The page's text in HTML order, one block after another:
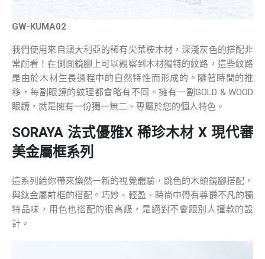
GW-KUMA02
我們使用來自澳大利亞的稀有尖葉桉木材，深淺灰色的搭配非
常耐看！在側面鏡腳上可以觀察到木材獨特的紋路，這些紋路
是由於木材生長過程中的自然特性而形成的。隨著時間的推
移，每副眼鏡的紋理都會略有不同。擁有一副GOLD & WOOD
眼鏡，就是擁有一份獨一無二、專屬於您的個人特色。
SORAYA 法式優雅X 稀珍木材 X 現代審
美金屬框系列
這系列給你帶來煥然一新的視覺體驗，跳色的木頭鏡腳搭配，
與鈦金屬前框的搭配。巧妙、輕盈、時尚中帶有尊爵不凡的獨
特品味，用色也搭配的很高級，是絕對不會跟別人撞款的設
計。